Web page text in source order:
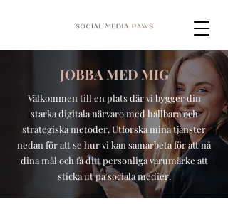
JOBBA MED MIG
Välkommen till en plats där vi bygger din
starka digitala närvaro med hållbara och
strategiska metoder. Utforska mina tjänster
nedan för att se hur vi kan samarbeta för att nå
dina mål och få ditt personliga varumärke att
sticka ut på sociala medier.